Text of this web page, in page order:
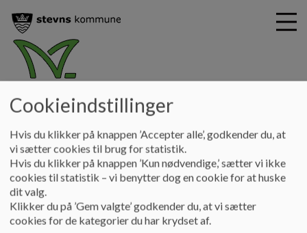
magnoliegaarden
Magnoliegården Værdigrundlag
Værdigrundlag
Den største betydning for arbejdet med barnet er, at barnet
får oplevelsen af at være i centrum. At vi giver barnet og dets
Cookieindstillinger
Hvis du klikker på knappen ’Accepter alle’, godkender du, at
vi sætter cookies til brug for statistik.
Hvis du klikker på knappen ’Kun nødvendige,’ sætter vi ikke
cookies til statistik – vi benytter dog en cookie for at huske
dit valg.
Klikker du på ’Gem valgte’ godkender du, at vi sætter
cookies for de kategorier du har krydset af.